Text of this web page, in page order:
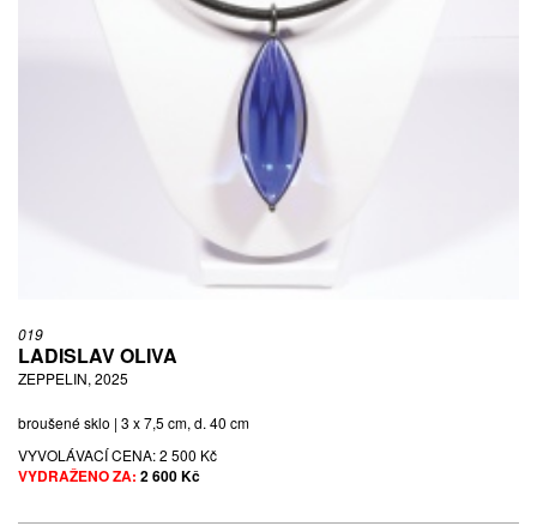
019
LADISLAV OLIVA
ZEPPELIN, 2025
broušené sklo | 3 x 7,5 cm, d. 40 cm
VYVOLÁVACÍ CENA:2 500 Kč
VYDRAŽENO ZA: 2 600 Kč